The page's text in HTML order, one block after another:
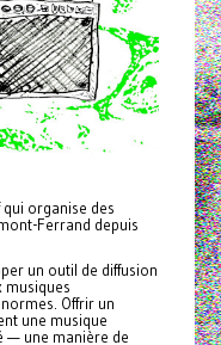
organise des
Ferrand depuis
un outil de diffusion
Offrir un
une musique
— une manière de